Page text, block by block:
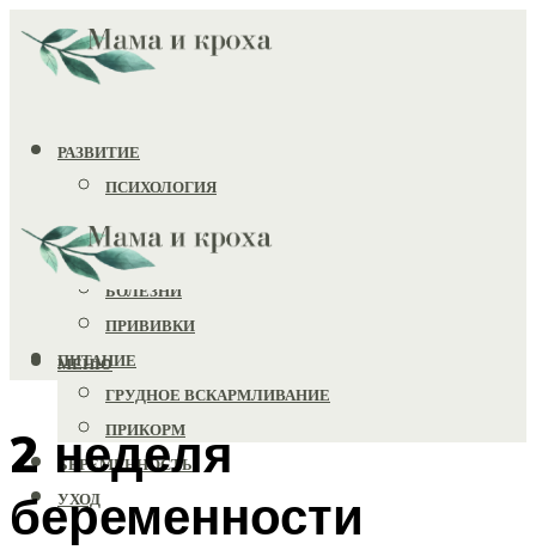
РАЗВИТИЕ
ПСИХОЛОГИЯ
ИГРУШКИ
ЗДОРОВЬЕ
БОЛЕЗНИ
ПРИВИВКИ
ПИТАНИЕ
ГРУДНОЕ ВСКАРМЛИВАНИЕ
ПРИКОРМ
БЕРЕМЕННОСТЬ
УХОД
МЕНЮ
2 неделя
беременности